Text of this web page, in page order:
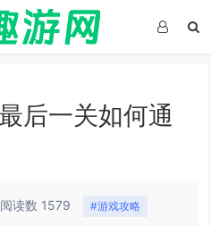
后一关如何通
阅读数 1579 #游戏攻略